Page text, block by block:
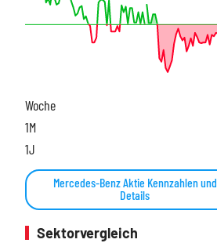
Woche
1M
1J
Mercedes-Benz Aktie Kennzahlen und
Details
Sektorvergleich